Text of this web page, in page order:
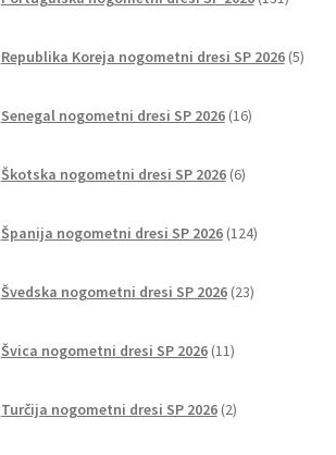
Republika Koreja nogometni dresi SP 2026 5
Senegal nogometni dresi SP 2026 16izdelkov
Škotska nogometni dresi SP 2026 6izdelkov
Španija nogometni dresi SP 2026 124izdelkov
Švedska nogometni dresi SP 2026 23izdelkov
Švica nogometni dresi SP 2026 11izdelkov
Turčija nogometni dresi SP 2026 2izdelka